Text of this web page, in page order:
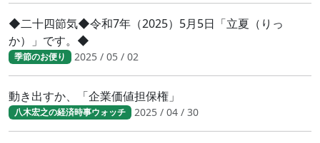
◆二十四節気◆令和7年（2025）5月5日「立夏（りっ
か）」です。◆
季節のお便り 2025 / 05 / 02
動き出すか、「企業価値担保権」
八木宏之の経済時事ウォッチ 2025 / 04 / 30